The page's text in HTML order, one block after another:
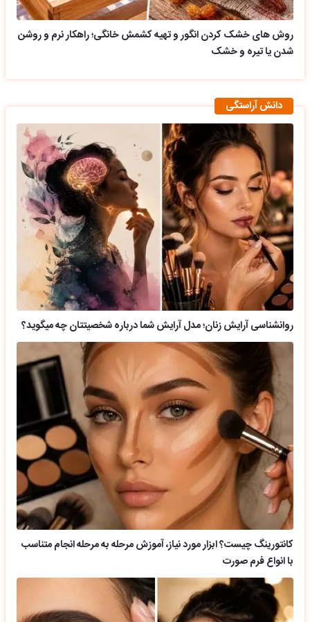
روش های خشک کردن انگور و تهیه کشمش خانگی؛ راهکار نرم و روشن
شدن یا تیره و خشک
دانش آراستگی
روانشناسی آرایش زنان؛ مدل آرایش شما درباره شخصیتتان چه میگوید؟
کانتورینگ چیست؟ ابزار مورد نیاز، آموزش مرحله به مرحله انجام متناسب
با انواع فرم صورت